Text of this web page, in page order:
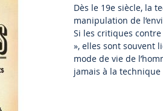
Dès le 19e siècle, la
manipulation de
Si les critiques
», elles sont souvent
mode de vie de
jamais à la